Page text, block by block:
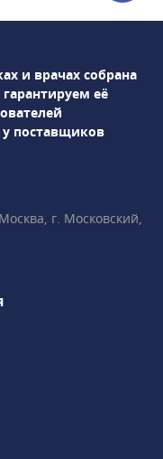
операцию,
Проводится
брекет-
несъемных
работы
и врачах собрана
её
у поставщиков
г. Московский,